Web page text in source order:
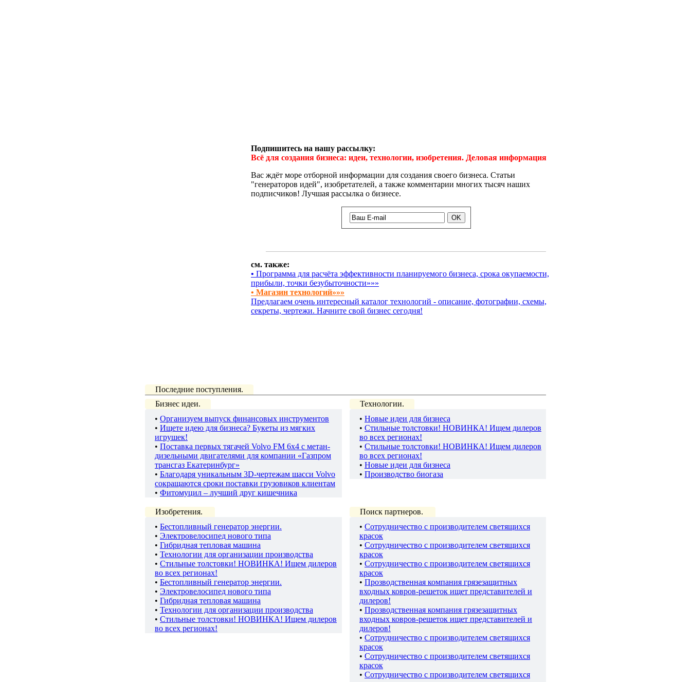
Подпишитесь на нашу рассылку:
Всё для создания бизнеса: идеи, технологии, изобретения. Деловая информация
Вас ждёт море отборной информации для создания своего бизнеса. Статьи
"генераторов идей", изобретателей, а также комментарии многих тысяч наших
подписчиков! Лучшая рассылка о бизнесе.
см. также:
• Программа для расчёта эффективности планируемого бизнеса, срока окупаемости,
прибыли, точки безубыточности»»»
• Магазин технологий»»»
Предлагаем очень интересный каталог технологий - описание, фотографии, схемы,
секреты, чертежи. Начните свой бизнес сегодня!
Последние поступления.
Бизнес идеи.
• Организуем выпуск финансовых инструментов
• Ищете идею для бизнеса? Букеты из мягких
игрушек!
• Поставка первых тягачей Volvo FM 6х4 с метан-
дизельными двигателями для компании «Газпром
трансгаз Екатеринбург»
• Благодаря уникальным 3D-чертежам шасси Volvo
сокращаются сроки поставки грузовиков клиентам
• Фитомуцил – лучший друг кишечника
Технологии.
• Новые идеи для бизнеса
• Стильные толстовки! НОВИНКА! Ищем дилеров
во всех регионах!
• Стильные толстовки! НОВИНКА! Ищем дилеров
во всех регионах!
• Новые идеи для бизнеса
• Производство биогаза
Изобретения.
• Бестопливный генератор энергии.
• Электровелосипед нового типа
• Гибридная тепловая машина
• Технологии для организации производства
• Стильные толстовки! НОВИНКА! Ищем дилеров
во всех регионах!
• Бестопливный генератор энергии.
• Электровелосипед нового типа
• Гибридная тепловая машина
• Технологии для организации производства
• Стильные толстовки! НОВИНКА! Ищем дилеров
во всех регионах!
Поиск партнеров.
• Сотрудничество с производителем светящихся
красок
• Сотрудничество с производителем светящихся
красок
• Сотрудничество с производителем светящихся
красок
• Прозводственная компания грязезащитных
входных ковров-решеток ищет представителей и
дилеров!
• Прозводственная компания грязезащитных
входных ковров-решеток ищет представителей и
дилеров!
• Сотрудничество с производителем светящихся
красок
• Сотрудничество с производителем светящихся
красок
• Сотрудничество с производителем светящихся